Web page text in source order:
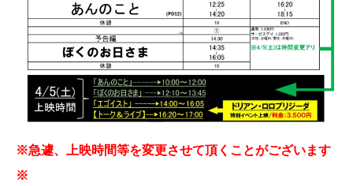
※急遽、上映時間等を変更させて頂くことがございます
※